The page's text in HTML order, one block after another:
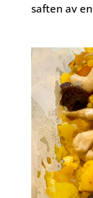
saften av